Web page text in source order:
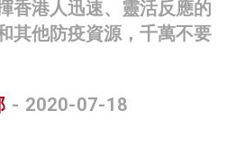
香港人迅速、靈活反應的
其他防疫資源，千萬不要
- 2020-07-18